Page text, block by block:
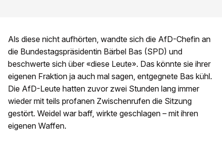
Als diese nicht aufhörten, wandte sich die AfD-Chefin an
die Bundestagspräsidentin Bärbel Bas (SPD) und
beschwerte sich über «diese Leute». Das könnte sie ihrer
eigenen Fraktion ja auch mal sagen, entgegnete Bas kühl.
Die AfD-Leute hatten zuvor zwei Stunden lang immer
wieder mit teils profanen Zwischenrufen die Sitzung
gestört. Weidel war baff, wirkte geschlagen – mit ihren
eigenen Waffen.